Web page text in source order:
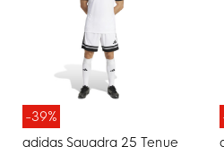
-39%
adidas Squadra 25 Tenue